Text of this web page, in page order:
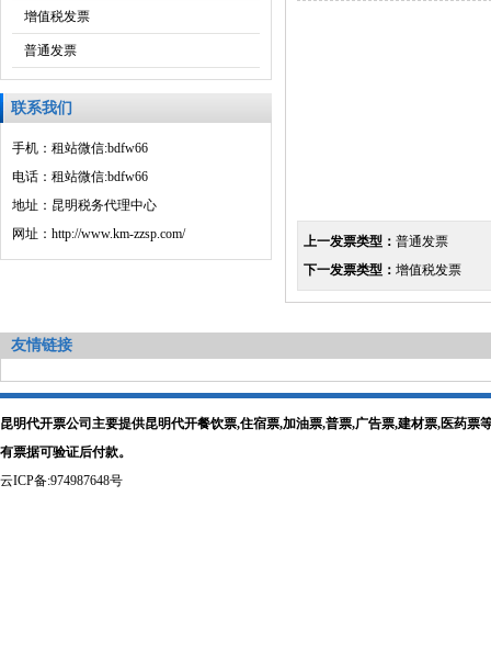
增值税发票
普通发票
联系我们
手机：租站微信:bdfw66
电话：租站微信:bdfw66
地址：昆明税务代理中心
网址：http://www.km-zzsp.com/
上一发票类型： 普通发票
下一发票类型： 增值税发票
友情链接
昆明代开票公司主要提供昆明代开餐饮票,住宿票,加油票,普票,广告票,建材票,医药
有票据可验证后付款。
云ICP备:974987648号